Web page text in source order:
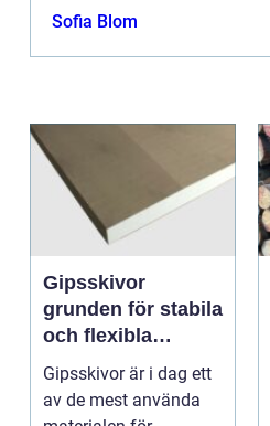
bara börja bygga brukar...
Sofia Blom
Gipsskivor
grunden för stabila
och flexibla
innerväggar
Gipsskivor är i dag ett
av de mest använda